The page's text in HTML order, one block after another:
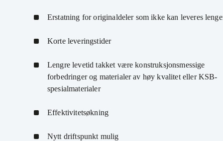
Erstatning for originaldeler som ikke kan leveres
Korte leveringstider
Lengre levetid takket være konstruksjonsmessige
forbedringer og materialer av høy kvalitet eller KSB-
spesialmaterialer
Effektivitetsøkning
Nytt driftspunkt mulig